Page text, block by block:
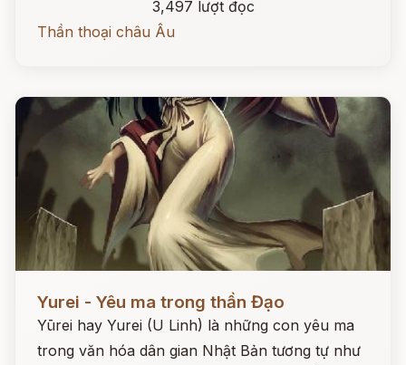
3,497 lượt đọc
Thần thoại châu Âu
Yurei - Yêu ma trong thần Đạo
Yūrei hay Yurei (U Linh) là những con yêu ma
trong văn hóa dân gian Nhật Bản tương tự như